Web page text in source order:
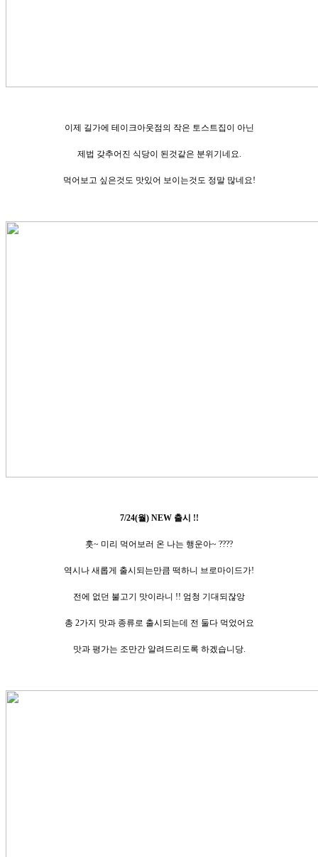
이제 길가에 테이크아웃점의 작은 토스트집이 아닌
제법 갖추어진 식당이 된것같은 분위기네요.
먹어보고 싶은것도 맛있어 보이는것도 정말 많네요!
7/24(월) NEW 출시 !!
훗~ 미리 먹어보러 온 나는 행운아~ ????
역시나 새롭게 출시되는만큼 떡하니 브로마이드가!
전에 없던 불고기 맛이라니 !! 엄청 기대되잖앙
총 2가지 맛과 종류로 출시되는데 전 둘다 먹었어요
맛과 평가는 조만간 알려드리도록 하겠습니당.